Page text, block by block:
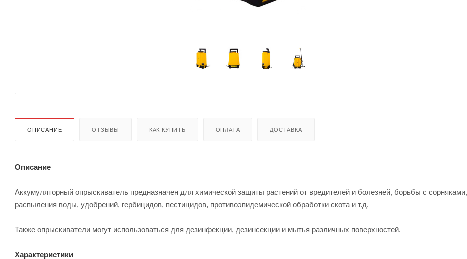
ОПИСАНИЕ ОТЗЫВЫ КАК КУПИТЬ ОПЛАТА ДОСТАВКА
Описание
Аккумуляторный опрыскиватель предназначен для химической защиты растений от вредителей и болезней, борьбы с сорняками,
распыления воды, удобрений, гербицидов, пестицидов, противоэпидемической обработки скота и т.д.
Также опрыскиватели могут использоваться для дезинфекции, дезинсекции и мытья различных поверхностей.
Характеристики